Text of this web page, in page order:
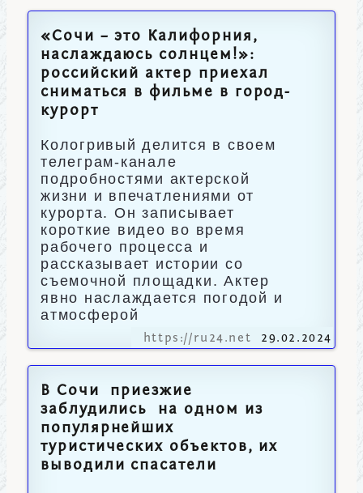
«Сочи – это Калифорния,
наслаждаюсь солнцем!»:
российский актер приехал
сниматься в фильме в город-
курорт
Кологривый делится в своем
телеграм-канале
подробностями актерской
жизни и впечатлениями от
курорта. Он записывает
короткие видео во время
рабочего процесса и
рассказывает истории со
съемочной площадки. Актер
явно наслаждается погодой и
атмосферой
https://ru24.net 29.02.2024
В Сочи приезжие
заблудились на одном из
популярнейших
туристических объектов, их
выводили спасатели